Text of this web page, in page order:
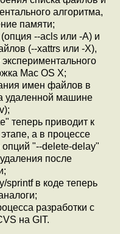
алгоритма,
памяти;
--acls или -A) и
(--xattrs или -X),
Mac OS X;
имен файлов в
удаленной машине
теперь приводит к
а в процессе
"--delete-delay"
после
sprintf в коде теперь
разработки с
на GIT.